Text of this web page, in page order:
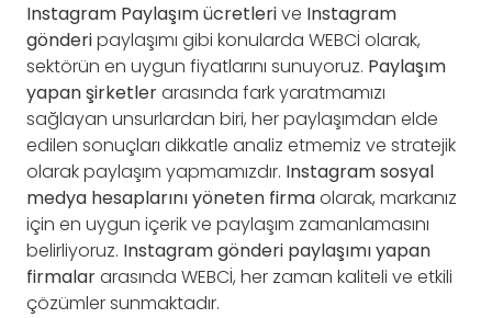
Instagram Paylaşım ücretlerive Instagram
gönderipaylaşımı gibi konularda WEBCİ olarak,
sektörün en uygun fiyatlarını sunuyoruz. Paylaşım
yapan şirketlerarasında fark yaratmamızı
sağlayan unsurlardan biri, her paylaşımdan elde
edilen sonuçları dikkatle analiz etmemiz ve stratejik
olarak paylaşım yapmamızdır. Instagram sosyal
medya hesaplarını yöneten firmaolarak, markanız
için en uygun içerik ve paylaşım zamanlamasını
belirliyoruz. Instagram gönderi paylaşımı yapan
firmalararasında WEBCİ, her zaman kaliteli ve etkili
çözümler sunmaktadır.